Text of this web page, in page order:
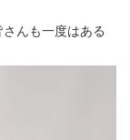
んも一度はある